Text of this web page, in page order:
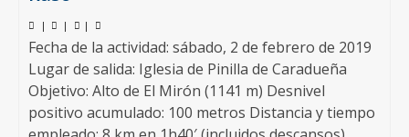
| | |
Fecha de la actividad: sábado, 2 de febrero de 2019
Lugar de salida: Iglesia de Pinilla de Caradueña
Objetivo: Alto de El Mirón (1141 m) Desnivel
positivo acumulado: 100 metros Distancia y tiempo